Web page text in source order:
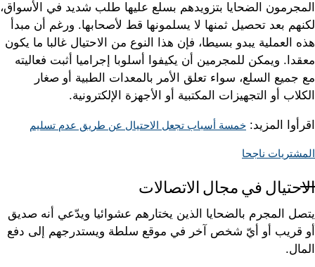
المجرمون الضحايا بتزويدهم بسلع عليها طلب شديد في الأسواق،
لكنهم بعد تحصيل ثمنها لا يسلمونها قط لأصحابها. ورغم أن مبدأ
هذه العملية يبدو بسيطا، فإن هذا النوع من الاحتيال غالبا ما يكون
معقدا. ويمكن للمجرمين أن يكيفوا أسلوبا إجراميا أثبت فعاليته
مع جميع السلع، سواء تعلق الأمر بالمعدات الطبية أو صغار
الكلاب أو التجهيزات المكتبية أو الأجهزة الإلكترونية.
اقرأوا المزيد: خمسة أسباب تجعل الاحتيال عن طريق عدم تسليم
المشتريات ناجحا
الاحتيال في مجال الاتصالات
يتصل المجرم بالضحايا الذين يختارهم عشوائيا ويدّعي أنه صديق
أو قريب أو أيّ شخص آخر في موقع سلطة ويستدرجهم إلى دفع
المال.